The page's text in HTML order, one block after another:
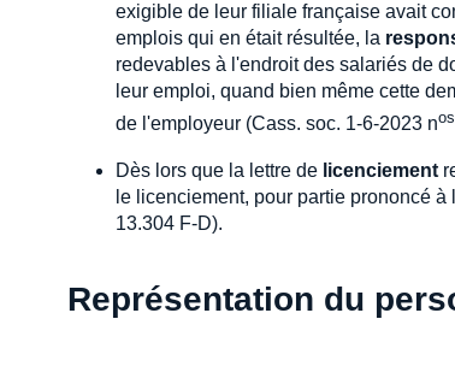
exigible de leur filiale française avait
emplois qui en était résultée, la
redevables à l'endroit des salariés de
leur emploi, quand bien même cette
de l'employeur (Cass. soc. 1-6-2023 nos
Dès lors que la lettre de licenciement
le licenciement, pour partie prononcé
13.304 F-D).
Représentation du